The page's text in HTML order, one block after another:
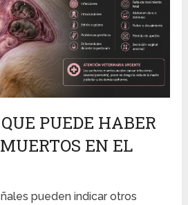
PUEDE HABER
EN EL
pueden indicar otros